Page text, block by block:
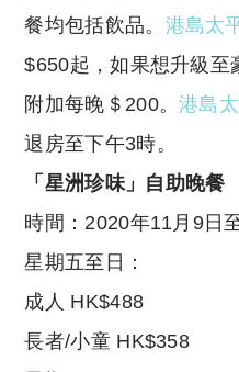
餐均包括飲品。 港島太
$650起，如果想升級至
附加每晚＄200。港島
退房至下午3時。
「星洲珍味」自助晚餐
時間：2020年11月9日
星期五至日：
成人 HK$488
長者/小童 HK$358